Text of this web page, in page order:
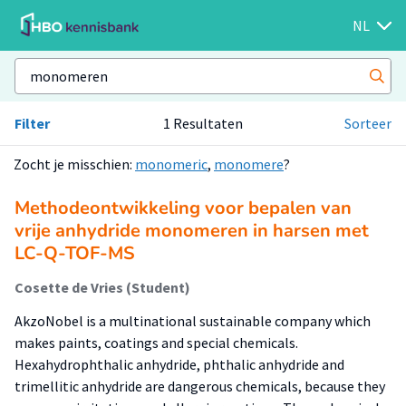
NL
Filter 1 Resultaten Sorteer
Zocht je misschien: monomeric, monomere?
Methodeontwikkeling voor bepalen van
vrije anhydride monomeren in harsen met
LC-Q-TOF-MS
Cosette de Vries (Student)
AkzoNobel is a multinational sustainable company which
makes paints, coatings and special chemicals.
Hexahydrophthalic anhydride, phthalic anhydride and
trimellitic anhydride are dangerous chemicals, because they